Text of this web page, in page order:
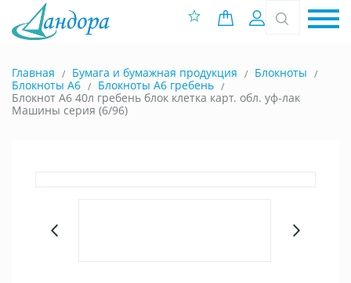
0 позиций
Вход
Главная Бумага и бумажная продукция
Блокноты
Блокноты A6
Блокноты А6 гребень
Блокнот А6 40л гребень блок клетка карт. обл. уф-лак
Машины серия (6/96)